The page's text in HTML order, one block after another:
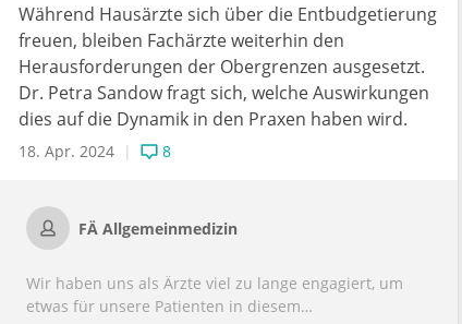
Während Hausärzte sich über die Entbudgetierung
freuen, bleiben Fachärzte weiterhin den
Herausforderungen der Obergrenzen ausgesetzt.
Dr. Petra Sandow fragt sich, welche Auswirkungen
dies auf die Dynamik in den Praxen haben wird.
18. Apr. 2024 8
FÄ Allgemeinmedizin
Wir haben uns als Ärzte viel zu lange engagiert, um
etwas für unsere Patienten in diesem